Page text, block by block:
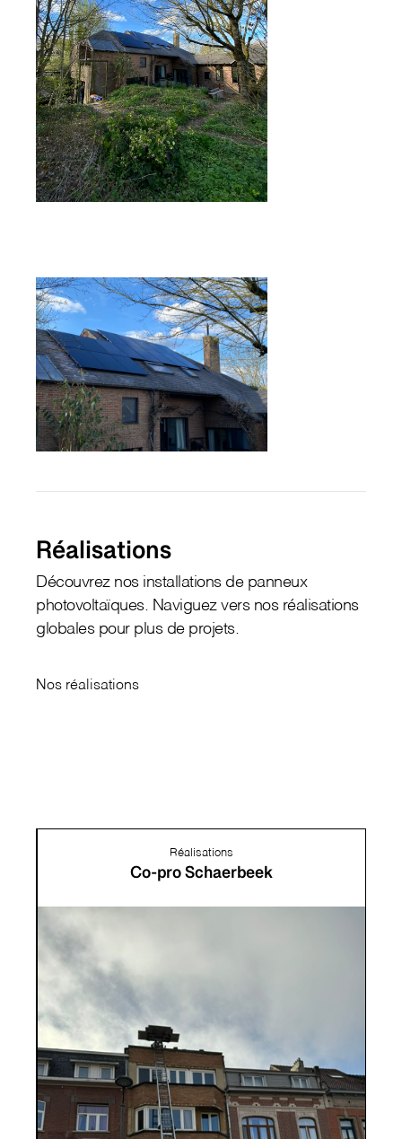
Réalisations
Découvrez nos installations de panneux
photovoltaïques. Naviguez vers nos réalisations
globales pour plus de projets.
Nos réalisations
Réalisations
Co-pro Schaerbeek